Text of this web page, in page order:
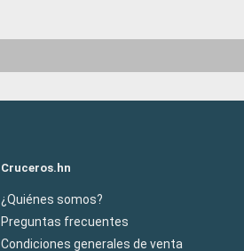
Cruceros.hn
¿Quiénes somos?
Preguntas frecuentes
Condiciones generales de venta